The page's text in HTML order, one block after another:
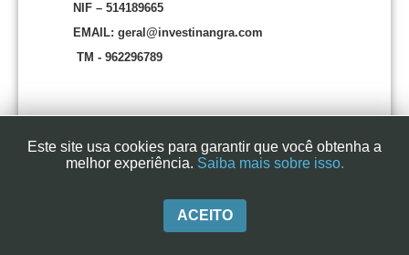
NIF – 514189665
EMAIL: geral@investinangra.com
TM - 962296789
Este site usa cookies para garantir que você obtenha a
melhor experiência. Saiba mais sobre isso.
ACEITO